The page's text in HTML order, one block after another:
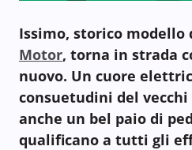
Issimo, storico modello
Motor, torna in strada
nuovo. Un cuore
consuetudini del
anche un bel paio di
qualificano a tutti gli